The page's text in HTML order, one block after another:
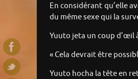
En considérant qu’elle
du même sexe qui la
Yuuto jeta un coup d’œil
« Cela devrait être
Yuuto hocha la tête en